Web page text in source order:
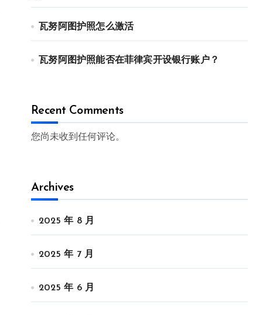
瓦努阿图护照怎么激活
瓦努阿图护照能否在菲律宾开设银行账户？
Recent Comments
您尚未收到任何评论。
Archives
2025 年 8 月
2025 年 7 月
2025 年 6 月